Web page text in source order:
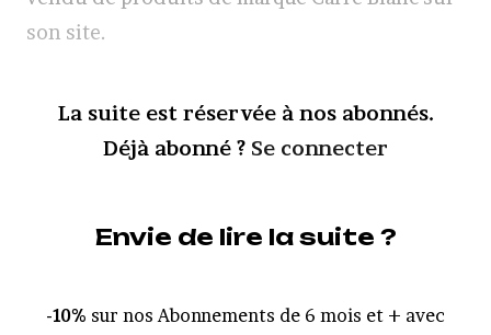
son site.
La suite est réservée à nos abonnés.
Déjà abonné ? Se connecter
Envie de lire la suite ?
-10% sur nos Abonnements de 6 mois et + avec